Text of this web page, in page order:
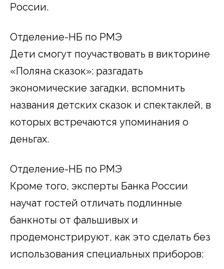
России.
Отделение-НБ по РМЭ
Дети смогут поучаствовать в викторине
«Поляна сказок»: разгадать
экономические загадки, вспомнить
названия детских сказок и спектаклей, в
которых встречаются упоминания о
деньгах.
Отделение-НБ по РМЭ
Кроме того, эксперты Банка России
научат гостей отличать подлинные
банкноты от фальшивых и
продемонстрируют, как это сделать без
использования специальных приборов: